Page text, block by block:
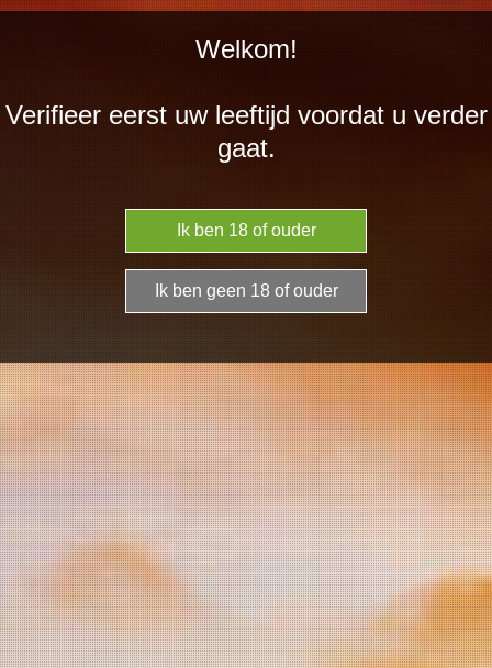
de
Vino
Welkom!
Verifieer eerst uw leeftijd voordat u verder
gaat.